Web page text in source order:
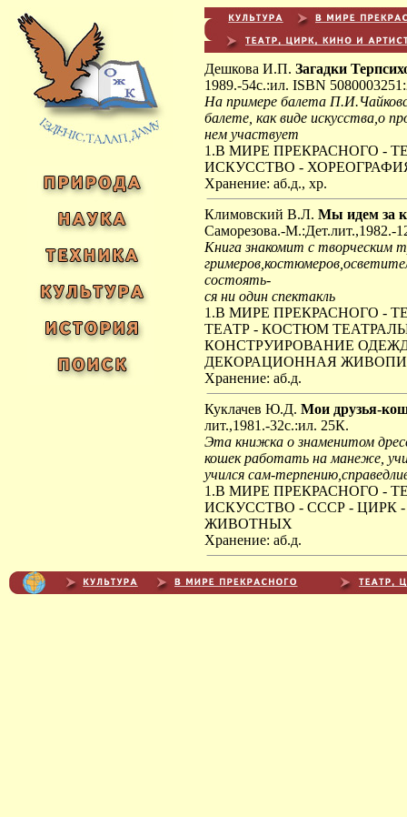
Дешкова И.П. Загадки
1989.-54с.:ил. ISBN
На примере балета
балете, как виде искусства,о
нем участвует
1.В МИРЕ ПРЕКРАСНОГО -
ИСКУССТВО -
Хранение: аб.д., хр.
Климовский В.Л. Мы идем за
Саморезова.-М.:Дет.лит.,1982.-
Книга знакомит с творческим
состоять-
ся ни один спектакль
1.В МИРЕ ПРЕКРАСНОГО -
ТЕАТР - КОСТЮМ
КОНСТРУИРОВАНИЕ
ДЕКОРАЦИОННАЯ
Хранение: аб.д.
Куклачев Ю.Д. Мои друзья-
лит.,1981.-32с.:ил. 25К.
Эта книжка о знаменитом
кошек работать на манеже,
учился сам-
1.В МИРЕ ПРЕКРАСНОГО -
ИСКУССТВО - СССР -
ЖИВОТНЫХ
Хранение: аб.д.